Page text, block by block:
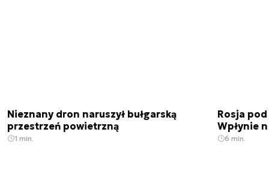
Nieznany dron naruszył bułgarską
przestrzeń powietrzną
1 min.
Rosja
Wpłynie
6 min.